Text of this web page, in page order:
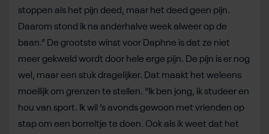
stoppen als het pijn deed, maar het deed geen pijn.
Daarom stond ik na anderhalve week alweer op de
baan.” De grootste winst voor Daphne is dat ze niet
meer gekweld wordt door hele erge pijn. De pijn is er nog
wel, maar een stuk dragelijker. Dat maakt het weleens
moeilijk om grenzen te stellen. “Ik ben jong, ik studeer en
hou van sport. Ik wil ’s avonds gewoon met vrienden op
stap om een borreltje te doen. Ook als ik weet dat het